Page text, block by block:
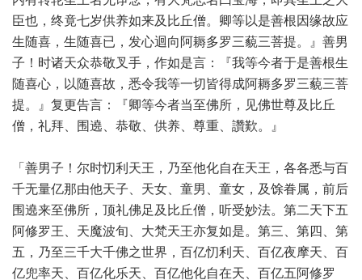
臣也，终竟七岁供养如来及比丘僧。卿等以是善根因缘故应
生随喜，生随喜已，发心迴向阿耨多罗三藐三菩提。』善男
子！时诸天众恭敬叉手，作如是言：『我等今者于是善根生
随喜心，以随喜故，悉令我等一切皆得成阿耨多罗三藐三菩
提。』复更告言：『卿等今者当至佛所，见佛世尊及比丘
僧，礼拜、围遶、恭敬、供养、尊重、讚歎。』
「善男子！尔时忉利天王，乃至他化自在天王，各各悉与百
千无量亿那由他天子、天女、童男、童女，及馀眷属，前后
围遶来至佛所，顶礼佛足及比丘僧，听受妙法。第二天下五
阿修罗王、天魔波旬、大梵天王亦复如是。第三、第四、第
五，乃至三千大千佛之世界，百亿忉利天、百亿夜摩天、百
亿兜率天、百亿化乐天、百亿他化自在天、百亿五阿修罗